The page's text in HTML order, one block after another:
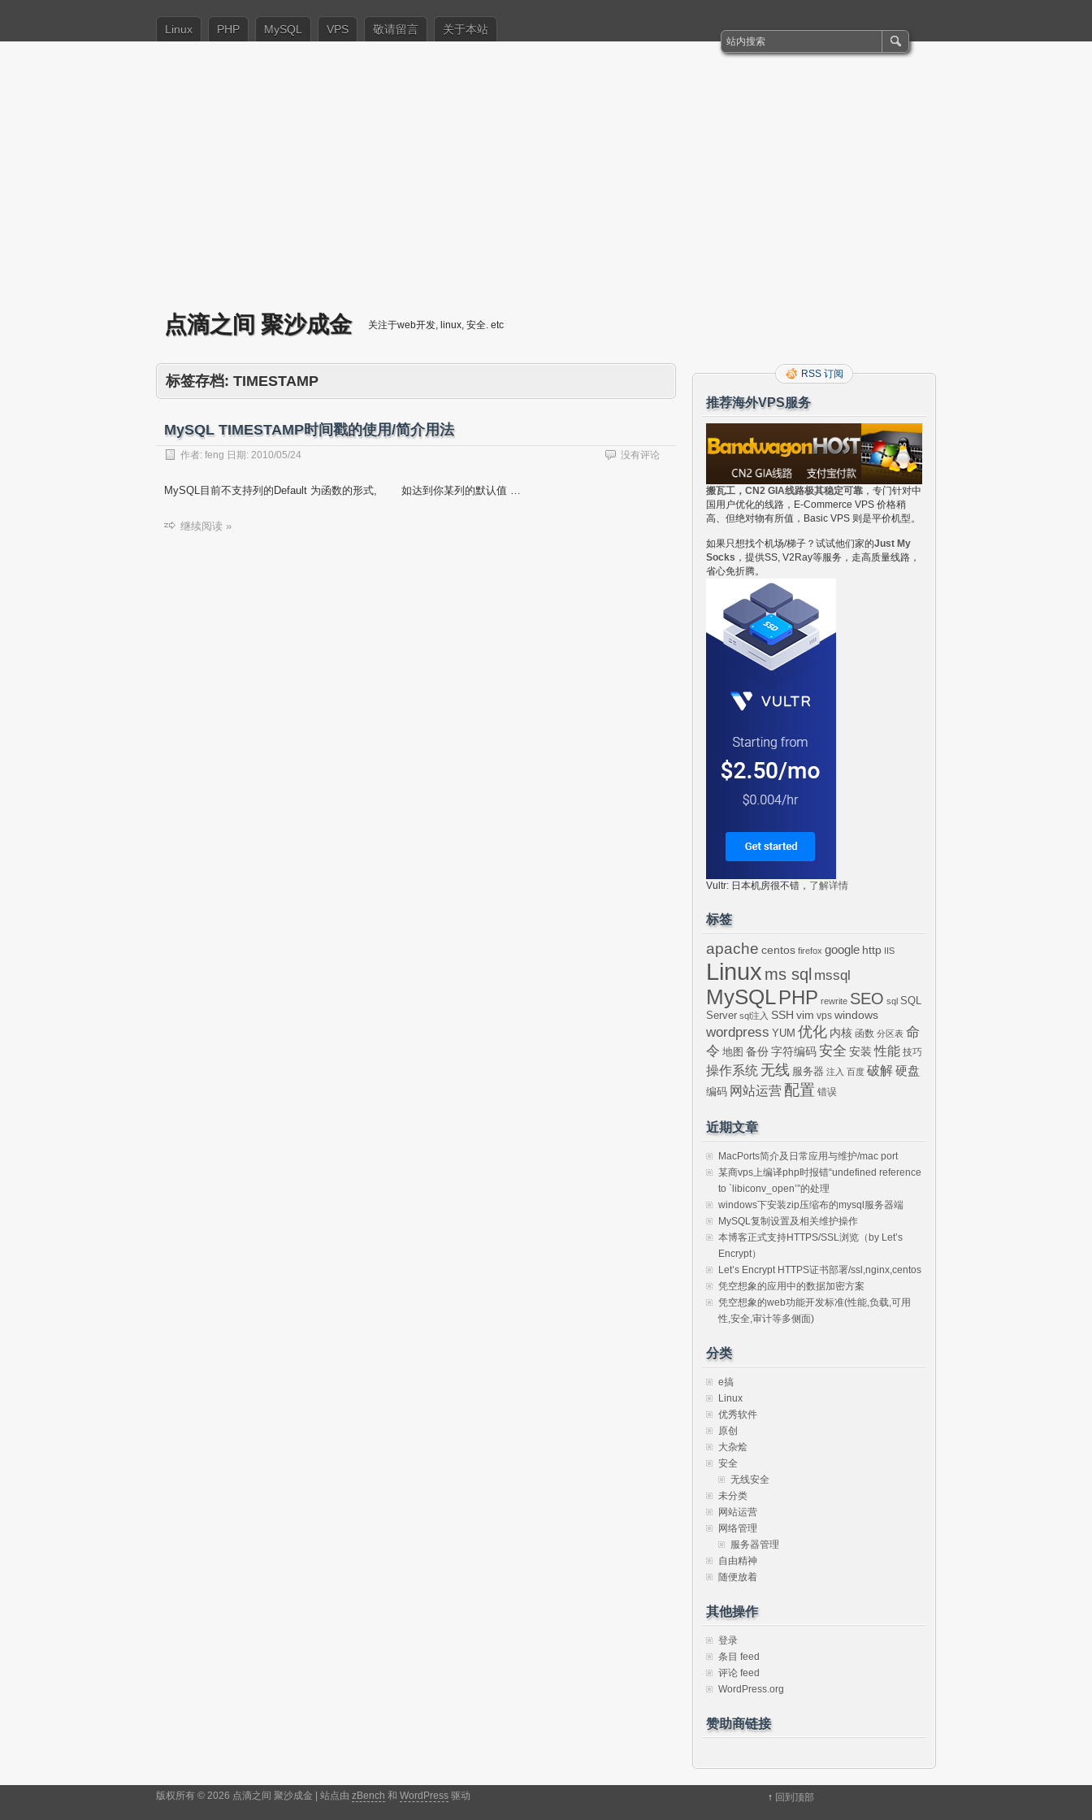
Linux PHP MySQL VPS 敬请留言 关于本站
点滴之间 聚沙成金 关注于web开发, linux, 安全. etc
标签存档: TIMESTAMP
MySQL TIMESTAMP时间戳的使用/简介用法
作者: feng 日期: 2010/05/24 没有评论
MySQL目前不支持列的Default 为函数的形式, 如达到你某列的默认值 …
继续阅读 »
RSS 订阅
推荐海外VPS服务
搬瓦工，CN2 GIA线路极其稳定可靠 ，专门针对中
国用户优化的线路，E-Commerce VPS 价格稍
高、但绝对物有所值，Basic VPS 则是平价机型。
如果只想找个机场/梯子？试试他们家的Just My
Socks ，提供SS, V2Ray等服务，走高质量线路，
省心免折腾。
Vultr: 日本机房很不错， 了解详情
标签
apache centos firefox google http IIS
Linux ms sql mssql
MySQLPHP rewrite SEO sql SQL
Server sql注入 SSH vim vps windows
wordpress YUM 优化 内核 函数 分区表 命
令 地图 备份 字符编码 安全 安装 性能 技巧
操作系统 无线 服务器 注入 百度 破解硬盘
编码 网站运营 配置 错误
近期文章
MacPorts简介及日常应用与维护/mac port
某商vps上编译php时报错“undefined reference
to `libiconv_open’”的处理
windows下安装zip压缩布的mysql服务器端
MySQL复制设置及相关维护操作
本博客正式支持HTTPS/SSL浏览（by Let’s
Encrypt）
Let’s Encrypt HTTPS证书部署/ssl,nginx,centos
凭空想象的应用中的数据加密方案
凭空想象的web功能开发标准(性能,负载,可用
性,安全,审计等多侧面)
分类
e搞
Linux
优秀软件
原创
大杂烩
安全
无线安全
未分类
网站运营
网络管理
服务器管理
自由精神
随便放着
其他操作
登录
条目 feed
评论 feed
WordPress.org
赞助商链接
版权所有 © 2026 点滴之间 聚沙成金 | 站点由 zBench 和 WordPress 驱动 ↑ 回到顶部